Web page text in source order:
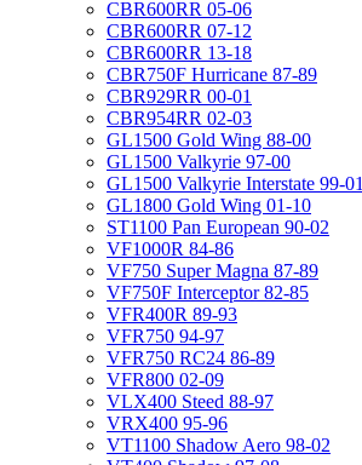
CBR600RR 05-06
CBR600RR 07-12
CBR600RR 13-18
CBR750F Hurricane 87-89
CBR929RR 00-01
CBR954RR 02-03
GL1500 Gold Wing 88-00
GL1500 Valkyrie 97-00
GL1500 Valkyrie Interstate 99-01
GL1800 Gold Wing 01-10
ST1100 Pan European 90-02
VF1000R 84-86
VF750 Super Magna 87-89
VF750F Interceptor 82-85
VFR400R 89-93
VFR750 94-97
VFR750 RC24 86-89
VFR800 02-09
VLX400 Steed 88-97
VRX400 95-96
VT1100 Shadow Aero 98-02